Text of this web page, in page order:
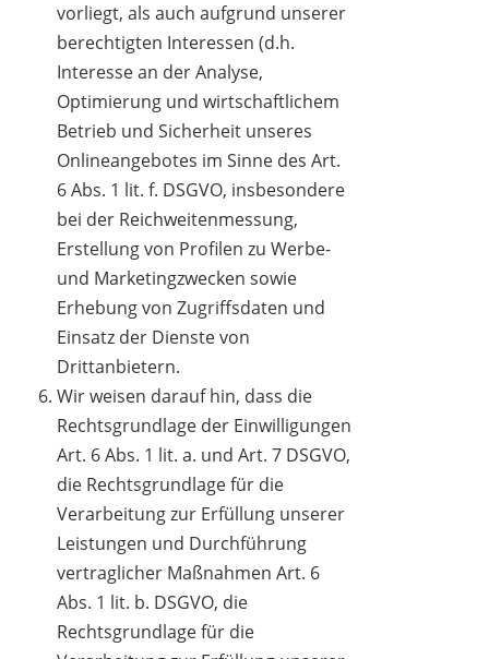
vorliegt, als auch aufgrund unserer
berechtigten Interessen (d.h.
Interesse an der Analyse,
Optimierung und wirtschaftlichem
Betrieb und Sicherheit unseres
Onlineangebotes im Sinne des Art.
6 Abs. 1 lit. f. DSGVO, insbesondere
bei der Reichweitenmessung,
Erstellung von Profilen zu Werbe-
und Marketingzwecken sowie
Erhebung von Zugriffsdaten und
Einsatz der Dienste von
Drittanbietern.
Wir weisen darauf hin, dass die
Rechtsgrundlage der Einwilligungen
Art. 6 Abs. 1 lit. a. und Art. 7 DSGVO,
die Rechtsgrundlage für die
Verarbeitung zur Erfüllung unserer
Leistungen und Durchführung
vertraglicher Maßnahmen Art. 6
Abs. 1 lit. b. DSGVO, die
Rechtsgrundlage für die